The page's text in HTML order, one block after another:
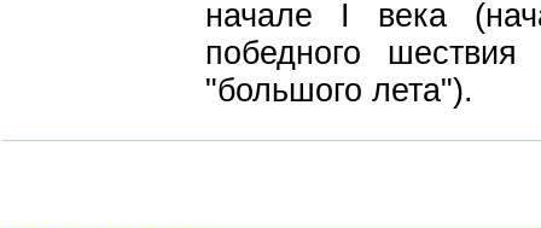
начале I века
победного
"большого лета").